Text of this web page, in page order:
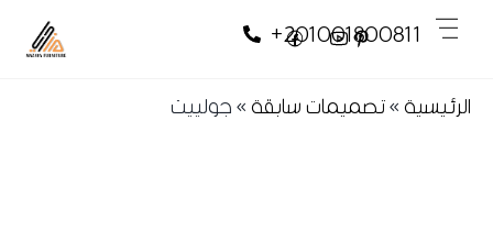
+201001800811
الرئيسية»تصميمات سابقة»جولييت